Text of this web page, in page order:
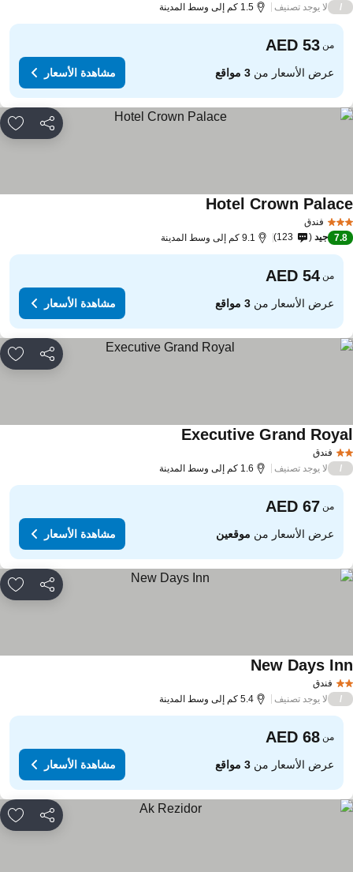
لا يوجد تصنيف 1.5 كم إلى وسط المدينة
من
عرض الأسعار من3 مواقع مشاهدة الأسعار
مشاركة
فندق
Hotel Crownمشاهدة الأسعار
7.8 جيد 123 9.1 كم إلى وسط المدينة
من
عرض الأسعار من3 مواقع مشاهدة الأسعار
مشاركة
فندق
Executive Grandمشاهدة الأسعار
لا يوجد تصنيف 1.6 كم إلى وسط المدينة
من
عرض الأسعار منموقعين مشاهدة الأسعار
مشاركة
فندق
New Daysمشاهدة الأسعار
لا يوجد تصنيف 5.4 كم إلى وسط المدينة
من
عرض الأسعار من3 مواقع مشاهدة الأسعار
مشاركة